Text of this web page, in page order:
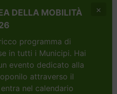
DELLA MOBILITÀ
programma di
in tutti i Municipi. Hai
evento dedicato alla
attraverso il
nel calendario
×